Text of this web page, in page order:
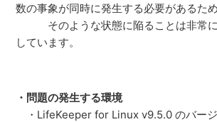
数の事象が同時に発生する必要があるため
そのような状態に陥ることは非常に
しています。
・問題の発生する環境
・LifeKeeper for Linux v9.5.0 のバージ